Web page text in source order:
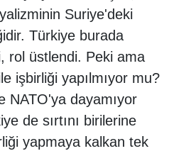
Suriye'deki
Türkiye burada
rol üstlendi. Peki ama
işbirliği yapılmıyor mu?
NATO'ya dayamıyor
de sırtını birilerine
yapmaya kalkan tek